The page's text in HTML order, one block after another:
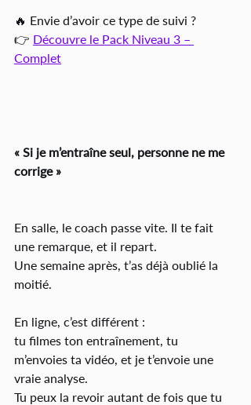
🔥 Envie d’avoir ce type de suivi ?
👉 Découvre le Pack Niveau 3 –
Complet
« Si je m’entraîne seul, personne ne me
corrige »
En salle, le coach passe vite. Il te fait
une remarque, et il repart.
Une semaine après, t’as déjà oublié la
moitié.
En ligne, c’est différent :
tu filmes ton entraînement, tu
m’envoies ta vidéo, et je t’envoie une
vraie analyse.
Tu peux la revoir autant de fois que tu